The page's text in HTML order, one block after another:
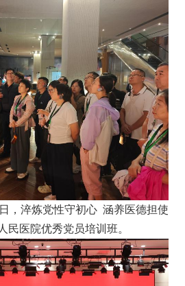
，淬炼党性守初心 涵养医德担使
医院优秀党员培训班。